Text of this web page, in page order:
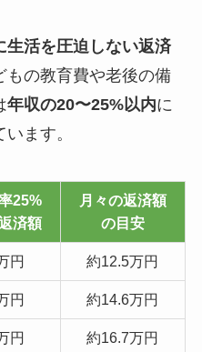
生活を圧迫しない返済
もの教育費や老後の備
年収の20〜25%以内に
ます。
25%
済額
月々の返済額
の目安
円 約12.5万円
円 約14.6万円
円 約16.7万円